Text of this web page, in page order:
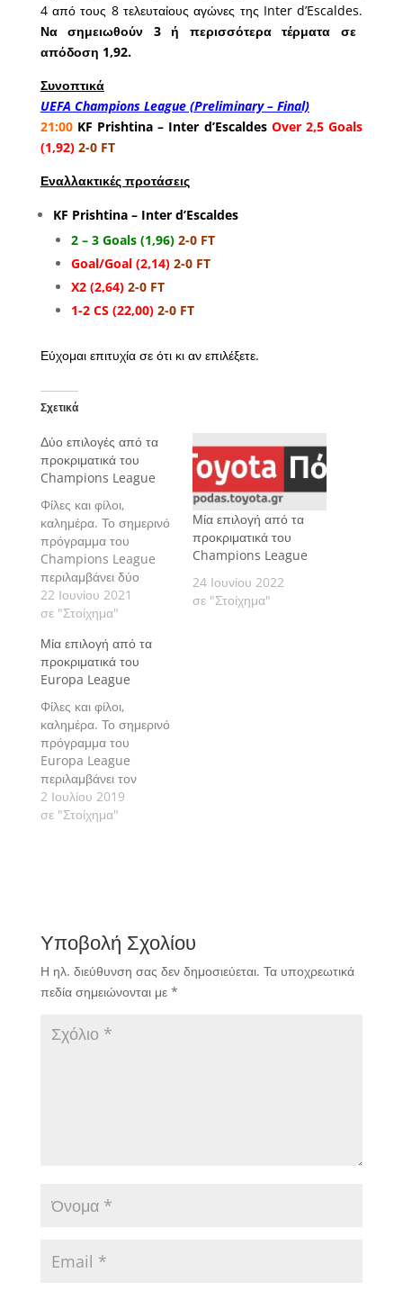
4 από τους 8 τελευταίους αγώνες της Inter d’Escaldes.
Να σημειωθούν 3 ή περισσότερα τέρματα σε
απόδοση 1,92.
Συνοπτικά
UEFA Champions League (Preliminary – Final)
21:00KF Prishtina – Inter d’EscaldesOver 2,5 Goals
(1,92)2-0 FT
Εναλλακτικές προτάσεις
KF Prishtina – Inter d’Escaldes
2 – 3 Goals (1,96)2-0 FT
Goal/Goal (2,14)2-0 FT
X2 (2,64)2-0 FT
1-2 CS (22,00)2-0 FT
Εύχομαι επιτυχία σε ότι κι αν επιλέξετε.
Σχετικά
Δύο επιλογές από τα
προκριματικά του
Champions League
Φίλες και φίλοι,
καλημέρα. Το σημερινό
πρόγραμμα του
Champions League
περιλαμβάνει δύο
αγώνες για τα ημιτελικά
της προ-προκριματικής
τις εκτιμήσεις μας
αναλυτικά.
22 Ιουνίου 2021
σε "Στοίχημα"
Μία επιλογή από τα
προκριματικά του
Champions League
24 Ιουνίου 2022
σε "Στοίχημα"
Μία επιλογή από τα
προκριματικά του
Europa League
Φίλες και φίλοι,
καλημέρα. Το σημερινό
πρόγραμμα του
Europa League
περιλαμβάνει τον
αγώνα που διεξάγεται
στο Victoria Stadium,
αναλυτικά.
2 Ιουλίου 2019
σε "Στοίχημα"
Υποβολή Σχολίου
Η ηλ. διεύθυνση σας δεν δημοσιεύεται. Τα υποχρεωτικά
πεδία σημειώνονται με *